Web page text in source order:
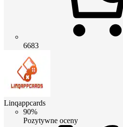
6683
Linqappcards
90%
Pozytywne oceny